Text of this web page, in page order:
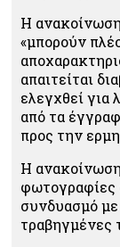
Η ανακοίνωση
«μπορούν
απαιτείται
ελεγχθεί για
από τα
προς την
Η
φωτογραφίες
συνδυασμό
τραβηγμένες